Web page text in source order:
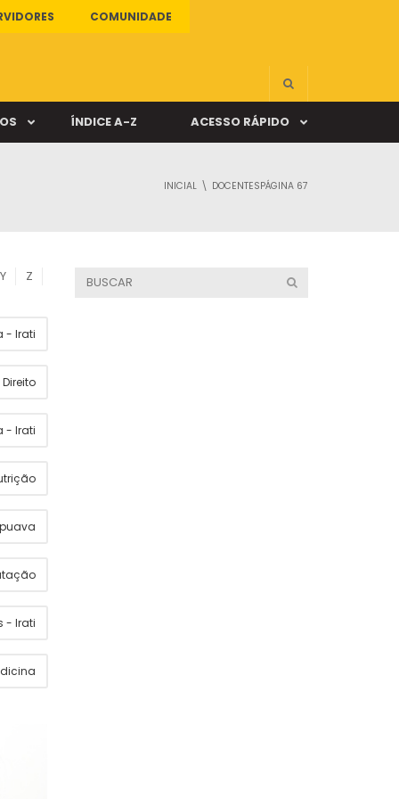
COMUNIDADE
ÍNDICE A-Z ACESSO RÁPIDO
INICIAL DOCENTESPÁGINA 67
Y Z
- Irati
Direito
- Irati
- Irati